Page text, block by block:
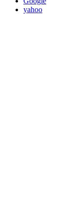
yahoo